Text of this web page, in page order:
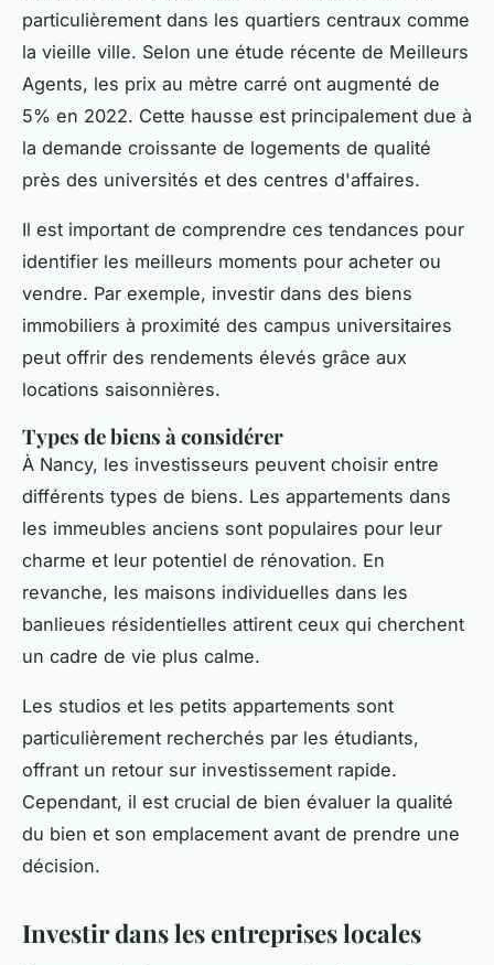
particulièrement dans les quartiers centraux comme
la vieille ville. Selon une étude récente de Meilleurs
Agents, les prix au mètre carré ont augmenté de
5% en 2022. Cette hausse est principalement due à
la demande croissante de logements de qualité
près des universités et des centres d'affaires.
Il est important de comprendre ces tendances pour
identifier les meilleurs moments pour acheter ou
vendre. Par exemple, investir dans des biens
immobiliers à proximité des campus universitaires
peut offrir des rendements élevés grâce aux
locations saisonnières.
Types de biens à considérer
À Nancy, les investisseurs peuvent choisir entre
différents types de biens. Les appartements dans
les immeubles anciens sont populaires pour leur
charme et leur potentiel de rénovation. En
revanche, les maisons individuelles dans les
banlieues résidentielles attirent ceux qui cherchent
un cadre de vie plus calme.
Les studios et les petits appartements sont
particulièrement recherchés par les étudiants,
offrant un retour sur investissement rapide.
Cependant, il est crucial de bien évaluer la qualité
du bien et son emplacement avant de prendre une
décision.
Investir dans les entreprises locales